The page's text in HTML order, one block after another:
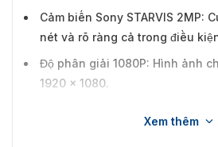
Cảm biến Sony STARVIS 2MP:
nét và rõ ràng cả trong điều
Độ phân giải 1080P: Hình ảnh
1920 x 1080.
và dung lượng lưu trữ so với
Xem thêm